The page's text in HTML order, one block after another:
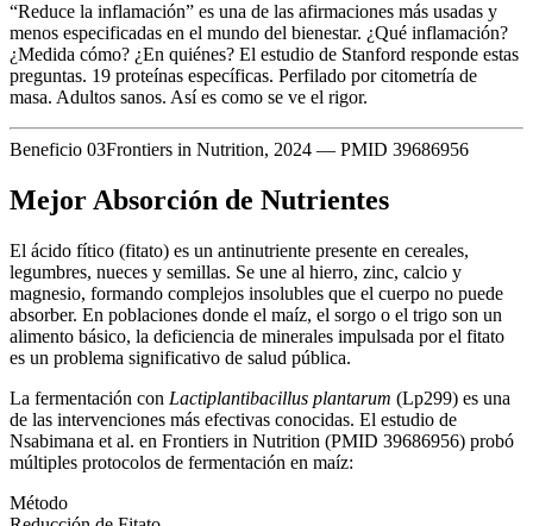
“Reduce la inflamación” es una de las afirmaciones más usadas y
menos especificadas en el mundo del bienestar. ¿Qué inflamación?
¿Medida cómo? ¿En quiénes? El estudio de Stanford responde estas
preguntas. 19 proteínas específicas. Perfilado por citometría de
masa. Adultos sanos. Así es como se ve el rigor.
Beneficio 03Frontiers in Nutrition, 2024 — PMID 39686956
Mejor Absorción de Nutrientes
El ácido fítico (fitato) es un antinutriente presente en cereales,
legumbres, nueces y semillas. Se une al hierro, zinc, calcio y
magnesio, formando complejos insolubles que el cuerpo no puede
absorber. En poblaciones donde el maíz, el sorgo o el trigo son un
alimento básico, la deficiencia de minerales impulsada por el fitato
es un problema significativo de salud pública.
La fermentación con Lactiplantibacillus plantarum (Lp299) es una
de las intervenciones más efectivas conocidas. El estudio de
Nsabimana et al. en Frontiers in Nutrition (PMID 39686956) probó
múltiples protocolos de fermentación en maíz:
Método